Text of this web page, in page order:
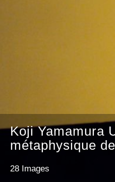
Koji Yamamura
métaphysique
28 Images